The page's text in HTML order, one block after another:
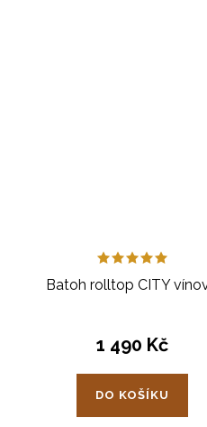
Batoh rolltop CITY
1 490 Kč
DO KOŠÍKU